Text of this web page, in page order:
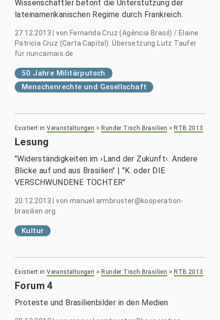
Wissenschaftler betont die Unterstützung der
lateinamerikanischen Regime durch Frankreich.
27.12.2013 |von Fernanda Cruz (Agência Brasil) / Elaine
Patricia Cruz (Carta Capital). Übersetzung Lutz Taufer
für nuncamais.de
50 Jahre Militärputsch
Menschenrechte und Gesellschaft
Existiert in Veranstaltungen >Runder Tisch Brasilien >RTB 2013
Lesung
"Widerständigkeiten im ›Land der Zukunft‹. Andere
Blicke auf und aus Brasilien" | "K. oder DIE
VERSCHWUNDENE TOCHTER"
20.12.2013 |von manuel.armbruster@kooperation-
brasilien.org
Kultur
Existiert in Veranstaltungen >Runder Tisch Brasilien >RTB 2013
Forum 4
Proteste und Brasilienbilder in den Medien